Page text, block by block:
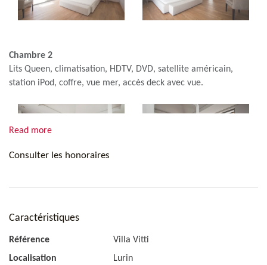
Chambre 2
Lits Queen, climatisation, HDTV, DVD, satellite américain,
station iPod, coffre, vue mer, accès deck avec vue.
Read more
Consulter les honoraires
Caractéristiques
Référence
Villa Vitti
Localisation
Lurin